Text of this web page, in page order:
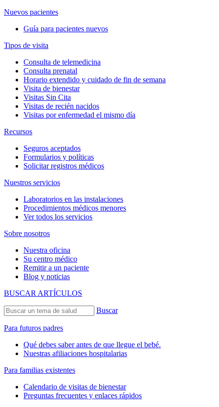
Nuevos pacientes
Guía para pacientes nuevos
Tipos de visita
Consulta de telemedicina
Consulta prenatal
Horario extendido y cuidado de fin de semana
Visita de bienestar
Visitas Sin Cita
Visitas de recién nacidos
Visitas por enfermedad el mismo día
Recursos
Seguros aceptados
Formularios y políticas
Solicitar registros médicos
Nuestros servicios
Laboratorios en las instalaciones
Procedimientos médicos menores
Ver todos los servicios
Sobre nosotros
Nuestra oficina
Su centro médico
Remitir a un paciente
Blog y noticias
BUSCAR ARTÍCULOS
Buscar
Para futuros padres
Qué debes saber antes de que llegue el bebé.
Nuestras afiliaciones hospitalarias
Para familias existentes
Calendario de visitas de bienestar
Preguntas frecuentes y enlaces rápidos